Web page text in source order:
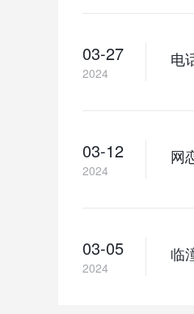
03-27
2024
电
03-12
2024
网
03-05
2024
临